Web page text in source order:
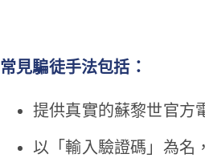
常見騙徒手法包括：
提供真實的蘇黎世官方
以「輸入驗證碼」為名